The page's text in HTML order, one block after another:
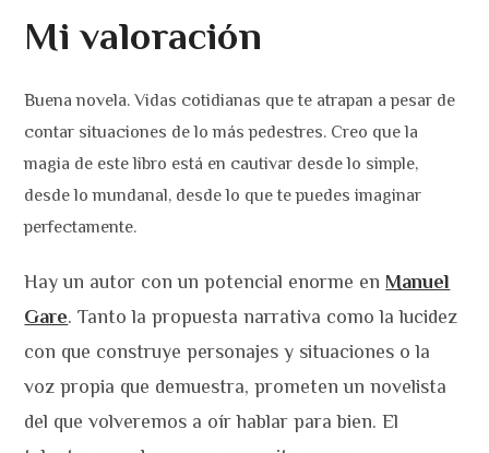
Mi valoración
Buena novela. Vidas cotidianas que te atrapan a pesar de
contar situaciones de lo más pedestres. Creo que la
magia de este libro está en cautivar desde lo simple,
desde lo mundanal, desde lo que te puedes imaginar
perfectamente.
Hay un autor con un potencial enorme en Manuel
Gare. Tanto la propuesta narrativa como la lucidez
con que construye personajes y situaciones o la
voz propia que demuestra, prometen un novelista
del que volveremos a oír hablar para bien. El